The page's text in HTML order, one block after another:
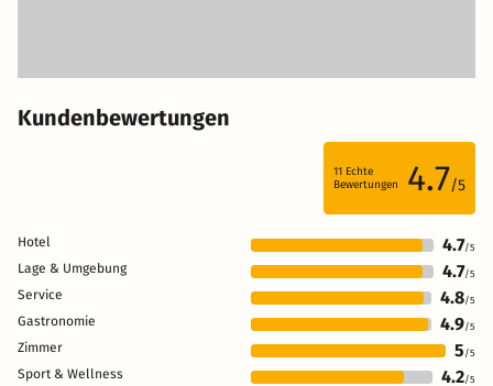
Kundenbewertungen
11 Echte
Bewertungen
4.7/5
Hotel 4.7/5
Lage & Umgebung 4.7/5
Service 4.8/5
Gastronomie 4.9/5
Zimmer 5 /5
Sport & Wellness 4.2/5